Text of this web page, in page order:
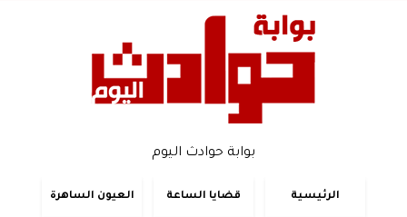
بوابة حوادث اليوم
الرئيسية قضايا الساعة العيون الساهرة